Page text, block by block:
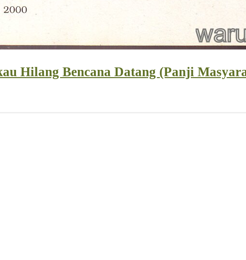
Hilang Bencana Datang (Panji